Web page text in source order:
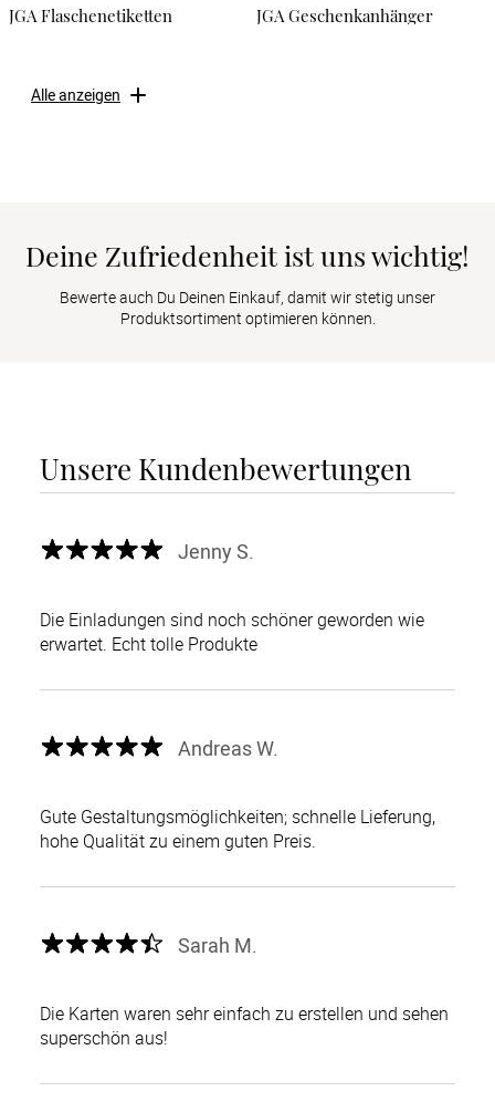
JGA Flaschenetiketten JGA Geschenkanhänger
Alle anzeigen
Deine Zufriedenheit ist uns wichtig!
Bewerte auch Du Deinen Einkauf, damit wir stetig unser
Produktsortiment optimieren können.
Unsere Kundenbewertungen
Jenny S.
Die Einladungen sind noch schöner geworden wie
erwartet. Echt tolle Produkte
Andreas W.
Gute Gestaltungsmöglichkeiten; schnelle Lieferung,
hohe Qualität zu einem guten Preis.
Sarah M.
Die Karten waren sehr einfach zu erstellen und sehen
superschön aus!